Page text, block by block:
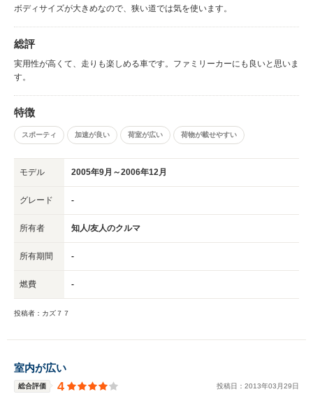
ボディサイズが大きめなので、狭い道では気を使います。
総評
実用性が高くて、走りも楽しめる車です。ファミリーカーにも良いと思いま
す。
特徴
スポーティ 加速が良い 荷室が広い 荷物が載せやすい
モデル 2005年9月～2006年12月
グレード -
所有者 知人/友人のクルマ
所有期間 -
燃費 -
投稿者：カズ７７
室内が広い
総合評価 4 投稿日： 2013年03 月29日